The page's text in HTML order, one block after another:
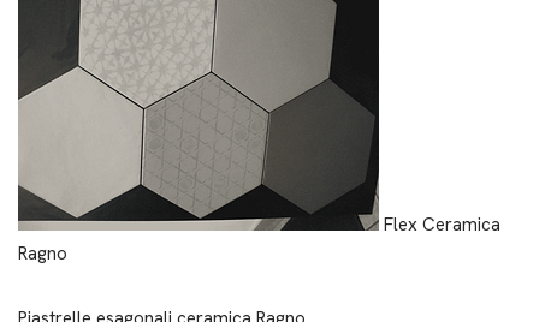
Flex Ceramica
Ragno